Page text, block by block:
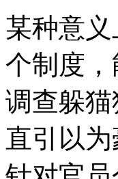
某种意
个制度
调查躲
直引以